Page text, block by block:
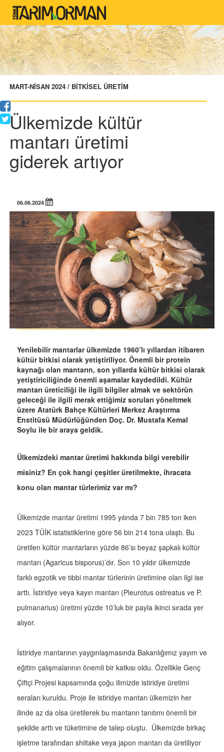
MART-NİSAN 2024 / BİTKİSEL ÜRETİM
Ülkemizde kültür
mantarı üretimi
giderek artıyor
06.06.2024
Yenilebilir mantarlar ülkemizde 1960’lı yıllardan itibaren
kültür bitkisi olarak yetiştiriliyor. Önemli bir protein
kaynağı olan mantarın, son yıllarda kültür bitkisi olarak
yetiştiriciliğinde önemli aşamalar kaydedildi. Kültür
mantarı üreticiliği ile ilgili bilgiler almak ve sektörün
geleceği ile ilgili merak ettiğimiz soruları yöneltmek
üzere Atatürk Bahçe Kültürleri Merkez Araştırma
Enstitüsü Müdürlüğünden Doç. Dr. Mustafa Kemal
Soylu ile bir araya geldik.
Ülkemizdeki mantar üretimi hakkında bilgi verebilir
misiniz? En çok hangi çeşitler üretilmekte, ihracata
konu olan mantar türlerimiz var mı?
Ülkemizde mantar üretimi 1995 yılında 7 bin 785 ton iken
2023 TÜİK istatistiklerine göre 56 bin 214 tona ulaştı. Bu
üretilen kültür mantarların yüzde 86’sı beyaz şapkalı kültür
mantarı (Agaricus bisporus)’dır. Son 10 yıldır ülkemizde
farklı egzotik ve tıbbi mantar türlerinin üretimine olan ilgi ise
arttı. İstiridye veya kayın mantarı (Pleurotus ostreatus ve P.
pulmanarius) üretimi yüzde 10’luk bir payla ikinci sırada yer
alıyor.
İstiridye mantarının yaygınlaşmasında Bakanlığımız yayım ve
eğitim çalışmalarının önemli bir katkısı oldu. Özellikle Genç
Çiftçi Projesi kapsamında çoğu ilimizde istiridye üretimi
seraları kuruldu. Proje ile istiridye mantarı ülkemizin her
ilinde az da olsa üretilerek bu mantarın tanıtımı önemli bir
şekilde arttı ve tüketimine de talep oluştu. Ülkemizde birkaç
işletme tarafından shiitake veya japon mantarı da üretiliyor